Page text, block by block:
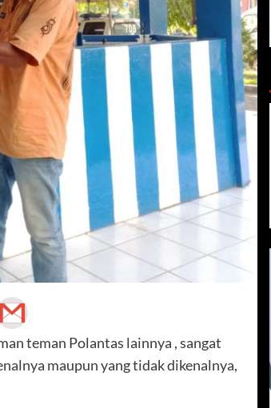
teman Polantas lainnya , sangat
maupun yang tidak dikenalnya,